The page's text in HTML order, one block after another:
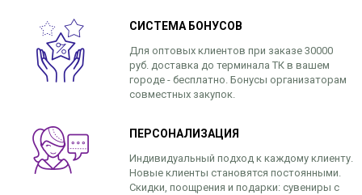
СИСТЕМА БОНУСОВ
Для оптовых клиентов при заказе 30000
руб. доставка до терминала ТК в вашем
городе - бесплатно. Бонусы организаторам
совместных закупок.
ПЕРСОНАЛИЗАЦИЯ
Индивидуальный подход к каждому клиенту.
Новые клиенты становятся постоянными.
Скидки, поощрения и подарки: сувениры с